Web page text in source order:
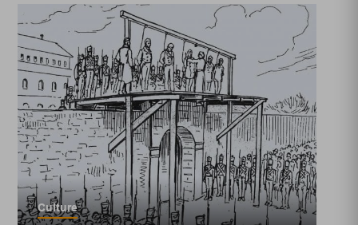
Culture